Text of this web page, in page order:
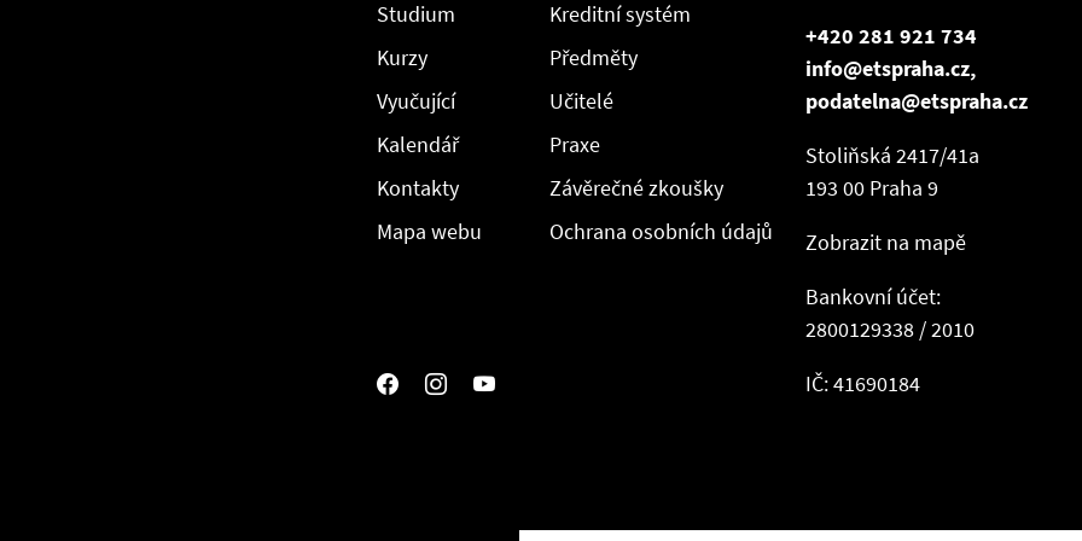
Studium
Kurzy
Vyučující
Kalendář
Kontakty
Mapa webu
Kreditní systém
Předměty
Učitelé
Praxe
Závěrečné zkoušky
Ochrana osobních údajů
+420 281 921 734
info@etspraha.cz,
podatelna@etspraha.cz
Stoliňská 2417/41a
193 00 Praha 9
Zobrazit na mapě
Bankovní účet:
2800129338 / 2010
IČ: 41690184